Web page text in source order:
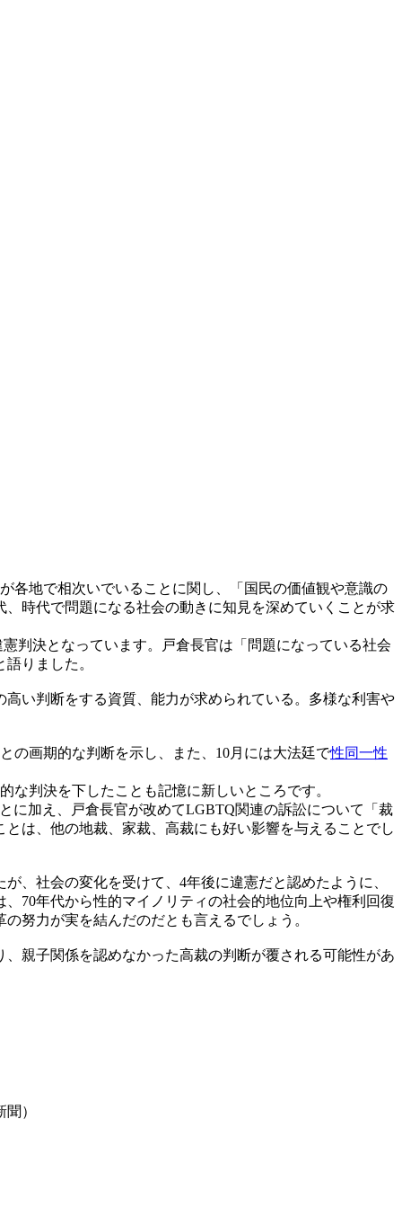
地で相次いでいることに関し、「国民の価値観や意識の
時代で問題になる社会の動きに知見を深めていくことが求
判決となっています。戸倉長官は「問題になっている社会
りました。
い判断をする資質、能力が求められている。多様な利害や
との画期的な判断を示し、また、10月には大法廷で性同一性
判決を下したことも記憶に新しいところです。
加え、戸倉長官が改めてLGBTQ関連の訴訟について「裁
は、他の地裁、家裁、高裁にも好い影響を与えることでし
、社会の変化を受けて、4年後に違憲だと認めたように、
70年代から性的マイノリティの社会的地位向上や権利回復
努力が実を結んだのだとも言えるでしょう。
、親子関係を認めなかった高裁の判断が覆される可能性があ
）